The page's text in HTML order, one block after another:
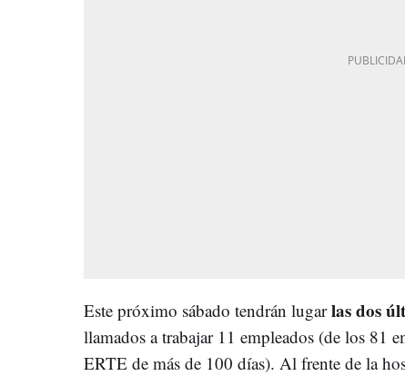
Este próximo sábado tendrán lugarlas dos
llamados a trabajar 11 empleados (de los 81
ERTE de más de 100 días). Al frente de la